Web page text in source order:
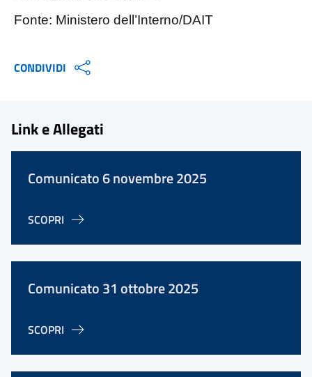
Fonte: Ministero dell’Interno/DAIT
CONDIVIDI
Link e Allegati
Comunicato 6 novembre 2025
SCOPRI
Comunicato 31 ottobre 2025
SCOPRI